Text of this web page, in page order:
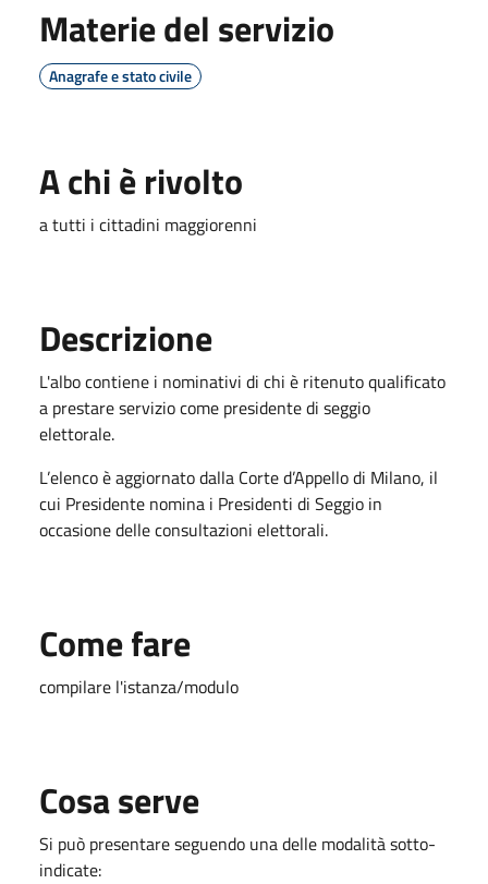
Materie del servizio
Anagrafe e stato civile
A chi è rivolto
a tutti i cittadini maggiorenni
Descrizione
L'albo contiene i nominativi di chi è ritenuto qualificato
a prestare servizio come presidente di seggio
elettorale.
L’elenco è aggiornato dalla Corte d’Appello di Milano, il
cui Presidente nomina i Presidenti di Seggio in
occasione delle consultazioni elettorali.
Come fare
compilare l'istanza/modulo
Cosa serve
Si può presentare seguendo una delle modalità sotto-
indicate: